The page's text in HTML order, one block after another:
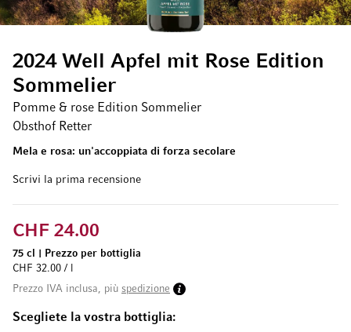
Scrivi la prima recensione
2024 Well Apfel mit Rose Edition
Sommelier
Pomme & rose Edition Sommelier
Obsthof Retter
Mela e rosa: un'accoppiata di forza secolare
Scegliete la vostra bottiglia
CHF 24.00
75 cl
Prezzo per bottiglia
CHF 32.00 / l
Prezzo IVA inclusa, più spedizione